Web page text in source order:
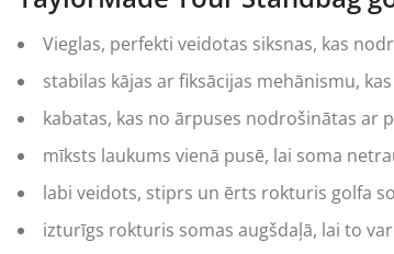
Vieglas, perfekti veidotas siksnas, kas
stabilas kājas ar fiksācijas mehānismu,
kabatas, kas no ārpuses nodrošinātas
mīksts laukums vienā pusē, lai soma
labi veidots, stiprs un ērts rokturis golfa
izturīgs rokturis somas augšdaļā, lai to